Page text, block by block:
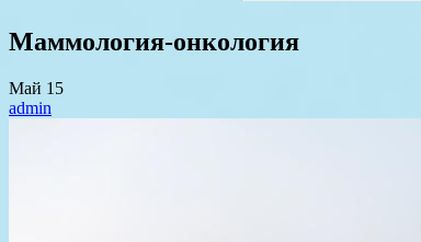
Маммология-онкология
Май 15
admin